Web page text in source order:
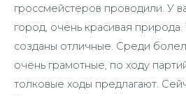
гроссмейстеров проводили. У
город, очень красивая
созданы отличные. Среди
очень грамотные, по ходу
толковые ходы предлагают.